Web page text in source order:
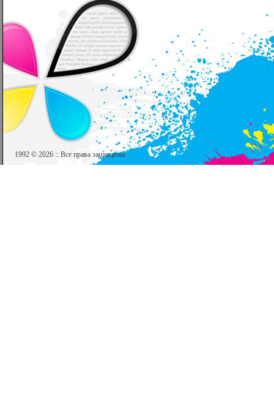
1992 © 2026 :: Все права защищены